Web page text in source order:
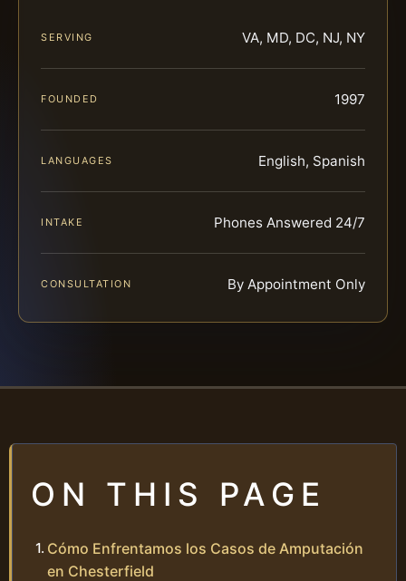
SERVING VA, MD, DC, NJ, NY
FOUNDED 1997
LANGUAGES English, Spanish
INTAKE Phones Answered 24/7
CONSULTATION By Appointment Only
ON THIS PAGE
Cómo Enfrentamos los Casos de Amputación
en Chesterfield